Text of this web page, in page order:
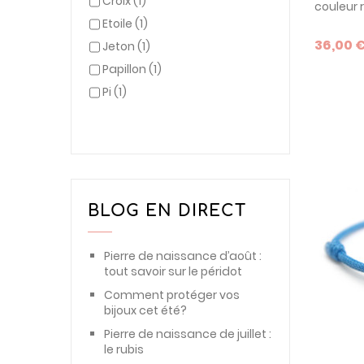
Etoile (1)
Jeton (1)
Papillon (1)
Pi (1)
BLOG EN DIRECT
Pierre de naissance d’août :
tout savoir sur le péridot
Comment protéger vos
bijoux cet été?
Pierre de naissance de juillet :
le rubis
couleur
bébé
36,00